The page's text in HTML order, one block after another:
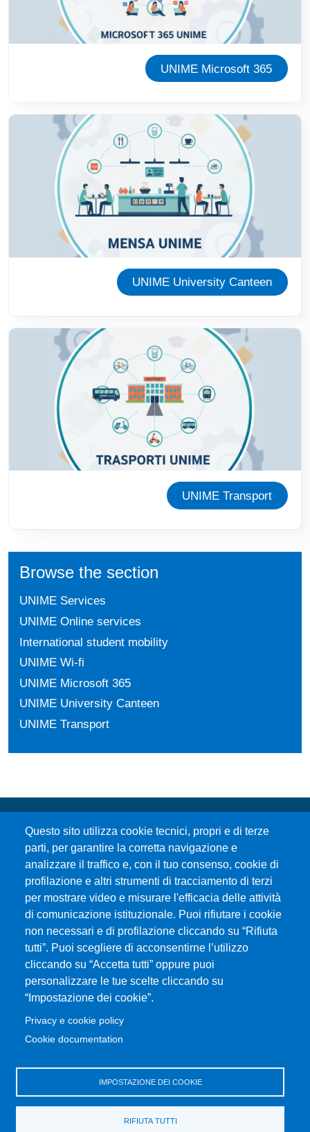
UNIME Microsoft 365
Immagine
UNIME University Canteen
Immagine
UNIME Transport
Browse the section
UNIME Services
UNIME Online services
International student mobility
UNIME Wi-fi
UNIME Microsoft 365
UNIME University Canteen
UNIME Transport
Questo sito utilizza cookie tecnici, propri e di terze
parti, per garantire la corretta navigazione e
analizzare il traffico e, con il tuo consenso, cookie di
profilazione e altri strumenti di tracciamento di terzi
per mostrare video e misurare l'efficacia delle attività
di comunicazione istituzionale. Puoi rifiutare i cookie
non necessari e di profilazione cliccando su “Rifiuta
tutti”. Puoi scegliere di acconsentirne l’utilizzo
cliccando su “Accetta tutti” oppure puoi
personalizzare le tue scelte cliccando su
“Impostazione dei cookie”.
Privacy e cookie policy
Cookie documentation
IMPOSTAZIONE DEI COOKIE
RIFIUTA TUTTI
Università degli Studi di Messina
Piazza Pugliatti, 1 - 98122 Messina
Cod. Fiscale 80004070837
P.IVA 00724160833
Centralino: 090 676 1
MENÙ SOCIAL
MENÙ FOOTER 1
Accessibility statement
Transparent administration